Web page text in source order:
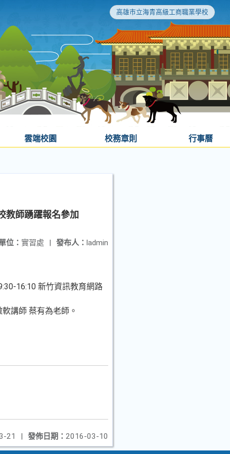
高雄市立海青高級工商職業學校
雲端校園 校務章則 行事曆
教師踴躍報名參加
發布人： ladmin
位： 實習處 |
16:10 新竹資訊教育網路
講師 蔡有為老師。
發佈日期： 2016-03-10
21 |